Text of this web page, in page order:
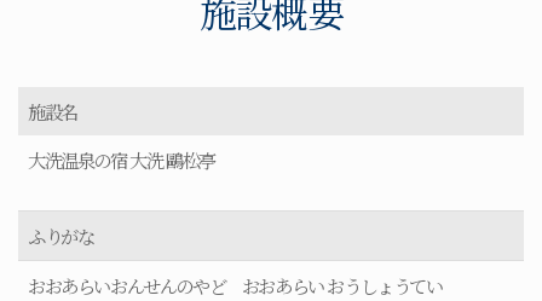
施設概要
施設名
大洗温泉の宿 大洗 鷗松亭
ふりがな
おおあらいおんせんのやど おおあらい おうしょうてい